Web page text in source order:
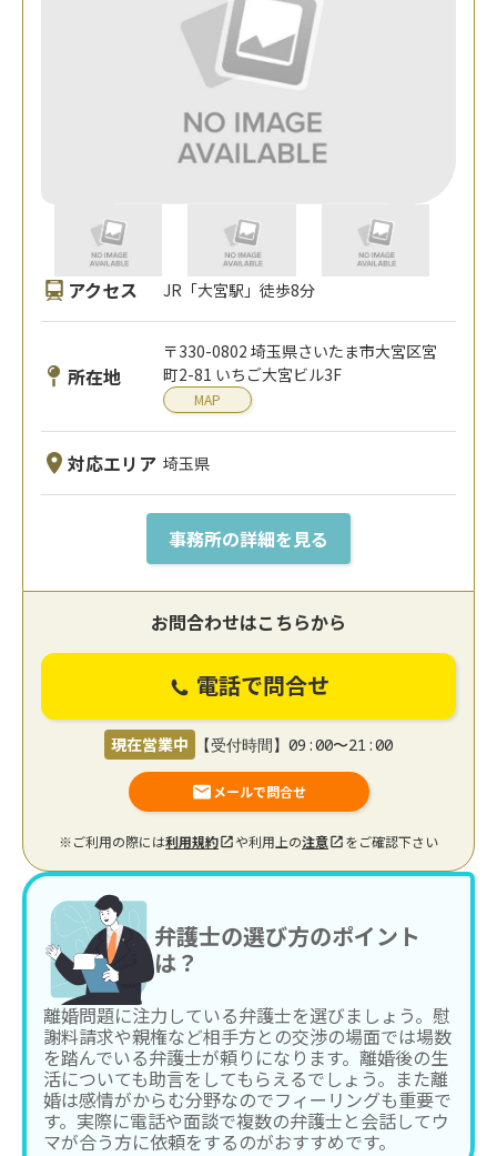
アクセス JR「大宮駅」徒歩8分
所在地
〒330-0802 埼玉県さいたま市大宮区宮
町2-81 いちご大宮ビル3F
MAP
対応エリア 埼玉県
事務所の詳細を見る
お問合わせはこちらから
電話で問合せ
現在営業中 【受付時間】09:00〜21:00
メールで問合せ
※ご利用の際には利用規約 や利用上の注意 をご確認下さい
弁護士の選び方のポイント
は？
離婚問題に注力している弁護士を選びましょう。慰
謝料請求や親権など相手方との交渉の場面では場数
を踏んでいる弁護士が頼りになります。離婚後の生
活についても助言をしてもらえるでしょう。また離
婚は感情がからむ分野なのでフィーリングも重要で
す。実際に電話や面談で複数の弁護士と会話してウ
マが合う方に依頼をするのがおすすめです。